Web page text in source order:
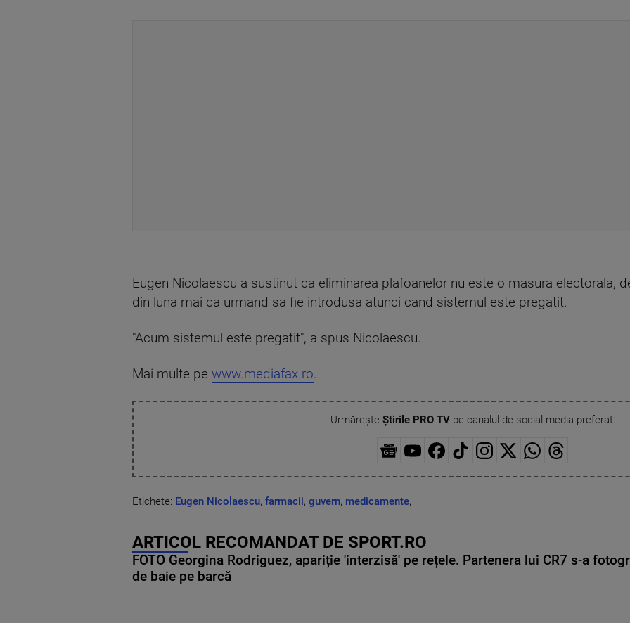
Eugen Nicolaescu a sustinut ca eliminarea plafoanelor nu este o masura electorala,
din luna mai ca urmand sa fie introdusa atunci cand sistemul este pregatit.
"Acum sistemul este pregatit", a spus Nicolaescu.
Mai multe pe www.mediafax.ro.
Urmărește Știrile PRO TVpe canalul de social media preferat:
Etichete: Eugen Nicolaescu, farmacii, guvern, medicamente,
ARTICOL RECOMANDAT DE SPORT.RO
FOTO Georgina Rodriguez, apariție 'interzisă' pe rețele. Partenera lui CR7 s-a
de baie pe barcă